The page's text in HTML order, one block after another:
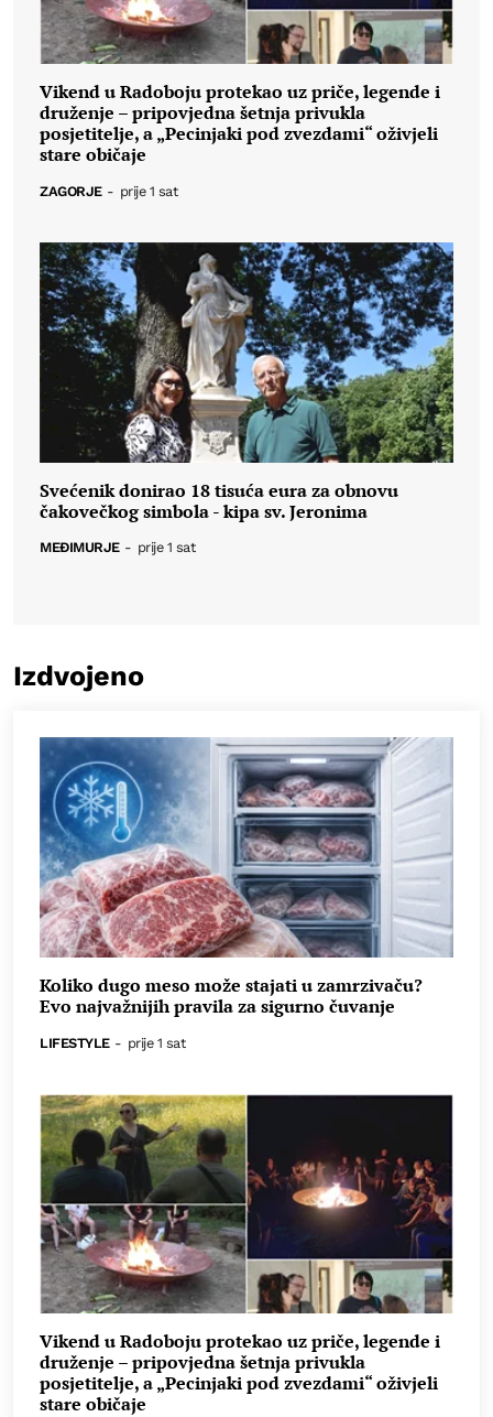
Vikend u Radoboju protekao uz priče, legende i
druženje – pripovjedna šetnja privukla
posjetitelje, a „Pecinjaki pod zvezdami“ oživjeli
stare običaje
ZAGORJE - prije 1 sat
Svećenik donirao 18 tisuća eura za obnovu
čakovečkog simbola - kipa sv. Jeronima
MEĐIMURJE - prije 1 sat
Izdvojeno
Koliko dugo meso može stajati u zamrzivaču?
Evo najvažnijih pravila za sigurno čuvanje
LIFESTYLE - prije 1 sat
Vikend u Radoboju protekao uz priče, legende i
druženje – pripovjedna šetnja privukla
posjetitelje, a „Pecinjaki pod zvezdami“ oživjeli
stare običaje